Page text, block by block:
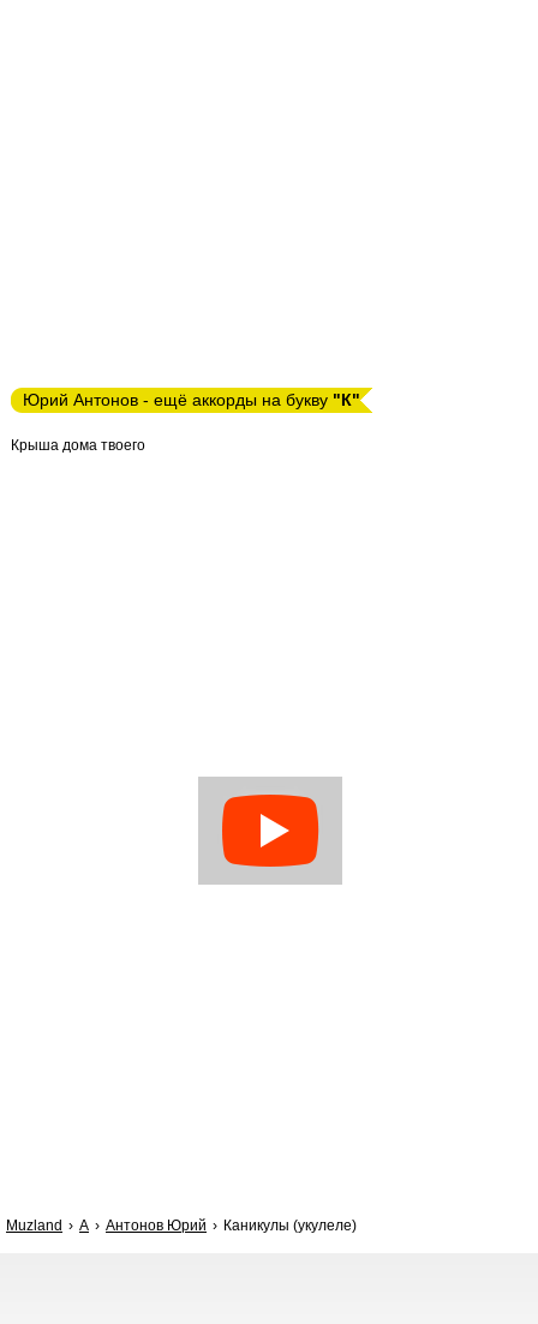
Юрий Антонов - ещё аккорды на букву "К"
Крыша дома твоего
Muzland А Антонов Юрий Каникулы (укулеле)